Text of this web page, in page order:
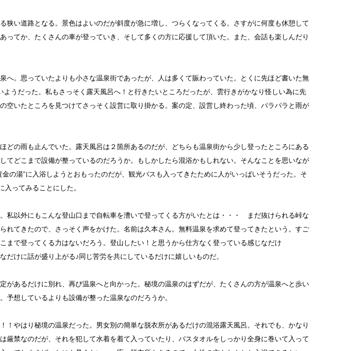
狭い道路となる。景色はよいのだが斜度が急に増し、つらくなってくる。さすがに何度も休憩して
ってか、たくさんの車が登っていき、そして多くの方に応援して頂いた。また、会話も楽しんだり
へ。思っていたよりも小さな温泉街であったが、人は多くて賑わっていた。とくに先ほど書いた無
うだった。私もさっそく露天風呂へ！と行きたいところだったが、雲行きがかなり怪しい為に先
空いたところを見つけてさっそく設営に取り掛かる。案の定、設営し終わった頃、パラパラと雨が
どの雨も止んでいた。露天風呂は２箇所あるのだが、どちらも温泉街から少し登ったところにある
てどこまで設備が整っているのだろうか。もしかしたら混浴かもしれない。そんなことを思いなが
の湯”に入浴しようとおもったのだが、観光バスも入ってきたために人がいっぱいそうだった。そ
入ってみることにした。
私以外にもこんな登山口まで自転車を漕いで登ってくる方がいたとは・・・ まだ抜けられる峠な
てきたので、さっそく声をかけた。名前は久本さん。無料温泉を求めて登ってきたという。すご
まで登ってくる力はないだろう。登山したい！と思うから仕方なく登っている感じなだけ
けに話が盛り上がる♪同じ苦労を共にしているだけに嬉しいものだ。
があるだけに別れ、再び温泉へと向かった。秘境の温泉のはずだが、たくさんの方が温泉へと歩い
予想しているよりも設備が整った温泉なのだろうか。
！やはり秘境の温泉だった。男女別の簡単な脱衣所があるだけの混浴露天風呂。それでも、かなり
厳禁なのだが、それを犯して水着を着て入っていたり、バスタオルをしっかり全身に巻いて入って